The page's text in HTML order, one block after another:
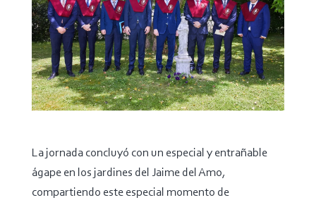
La jornada concluyó con un especial y entrañable
ágape en los jardines del Jaime del Amo,
compartiendo este especial momento de